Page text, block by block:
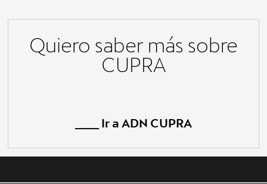
Quiero saber más sobre
CUPRA
____ Ir a ADN CUPRA